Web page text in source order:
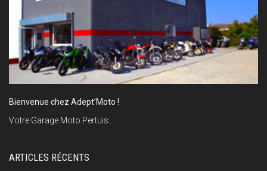
Bienvenue chez Adept’Moto !
Votre Garage Moto Pertuis...
ARTICLES RÉCENTS